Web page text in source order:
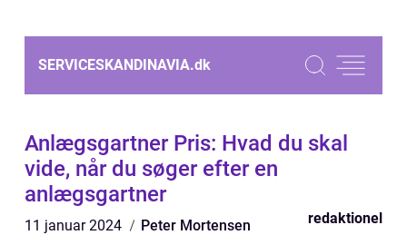
SERVICESKANDINAVIA.dk
Anlægsgartner Pris: Hvad du skal
vide, når du søger efter en
anlægsgartner
11 januar 2024 Peter Mortensen redaktionel